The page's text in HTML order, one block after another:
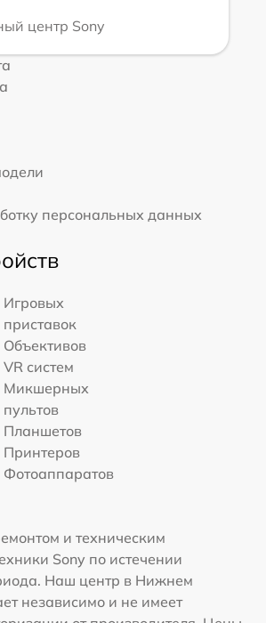
центр Sony
персональных данных
Игровых
приставок
Объективов
VR систем
Микшерных
пультов
Планшетов
Принтеров
Фотоаппаратов
и техническим
Sony по истечении
Наш центр в Нижнем
независимо и не имеет